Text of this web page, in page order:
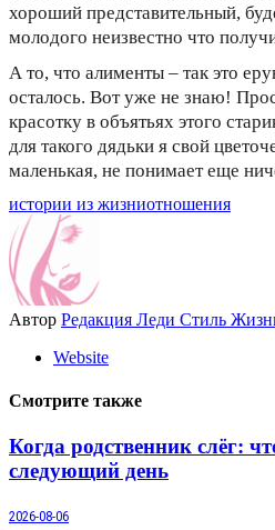
хороший представительный,
молодого неизвестно что
А то, что алименты – так это
осталось. Вот уже не знаю!
красотку в объятьях этого
для такого дядьки я свой
маленькая, не понимает еще
истории из жизниотношения
Автор Редакция Леди Стиль
Website
Смотрите также
Когда родственник слёг:
следующий день
2026-08-06